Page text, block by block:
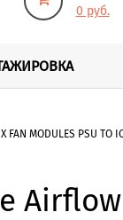
0 руб.
MODULES PSU TO